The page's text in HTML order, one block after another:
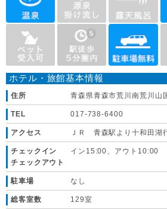
ホテル・旅館基本情報
住所 青森県青森市荒川南荒川山
TEL 017-738-6400
アクセス ＪＲ 青森駅より十和田湖
チェックイン
チェックアウト
イン15:00、アウト10:00
駐車場 なし
総客室数 129室